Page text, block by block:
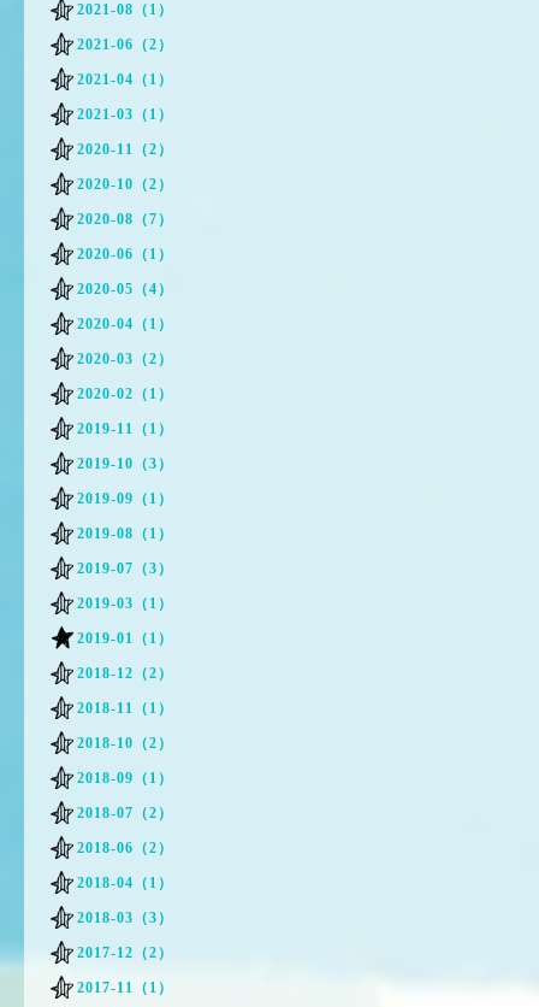
2021-08（1）
2021-06（2）
2021-04（1）
2021-03（1）
2020-11（2）
2020-10（2）
2020-08（7）
2020-06（1）
2020-05（4）
2020-04（1）
2020-03（2）
2020-02（1）
2019-11（1）
2019-10（3）
2019-09（1）
2019-08（1）
2019-07（3）
2019-03（1）
2019-01（1）
2018-12（2）
2018-11（1）
2018-10（2）
2018-09（1）
2018-07（2）
2018-06（2）
2018-04（1）
2018-03（3）
2017-12（2）
2017-11（1）